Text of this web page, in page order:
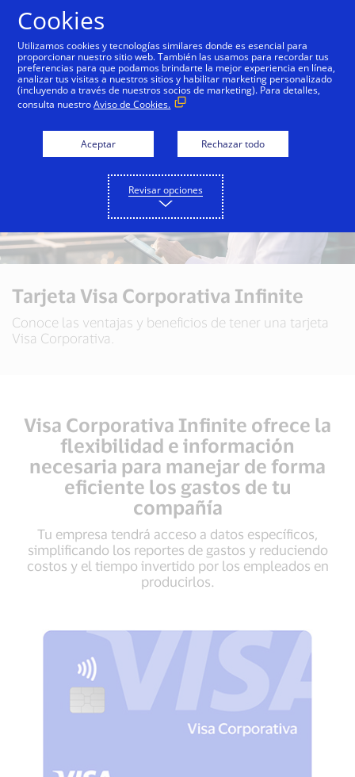
Tarjeta Visa Corporativa Infinite
Conoce las ventajas y beneficios de tener una tarjeta
Visa Corporativa.
Visa Corporativa Infinite ofrece la
flexibilidad e información
necesaria para manejar de forma
eficiente los gastos de tu
compañía
Tu empresa tendrá acceso a datos específicos,
simplificando los reportes de gastos y reduciendo
costos y el tiempo invertido por los empleados en
producirlos.
Cookies
Utilizamos cookies y tecnologías similares donde es esencial para
proporcionar nuestro sitio web. También las usamos para recordar tus
preferencias para que podamos brindarte la mejor experiencia en línea,
analizar tus visitas a nuestros sitios y habilitar marketing personalizado
(incluyendo a través de nuestros socios de marketing). Para detalles,
consulta nuestroAviso de Cookies.
Aceptar Rechazar todo
Revisar opciones